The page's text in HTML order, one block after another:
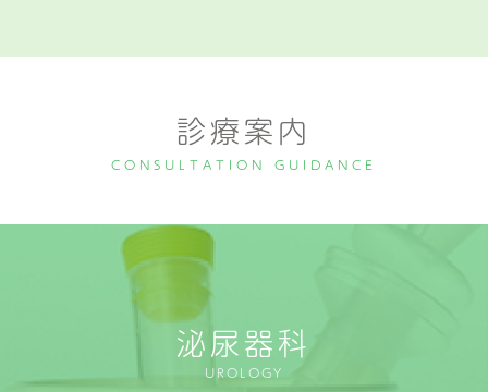
診療案内
CONSULTATION GUIDANCE
泌尿器科
UROLOGY